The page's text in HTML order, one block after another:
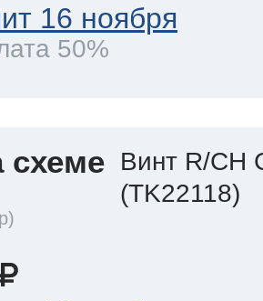
16 ноября
50%
схеме
Винт R/CH
(TK22118)